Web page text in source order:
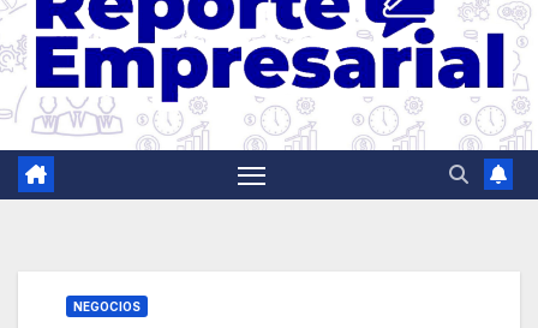
NEGOCIOS